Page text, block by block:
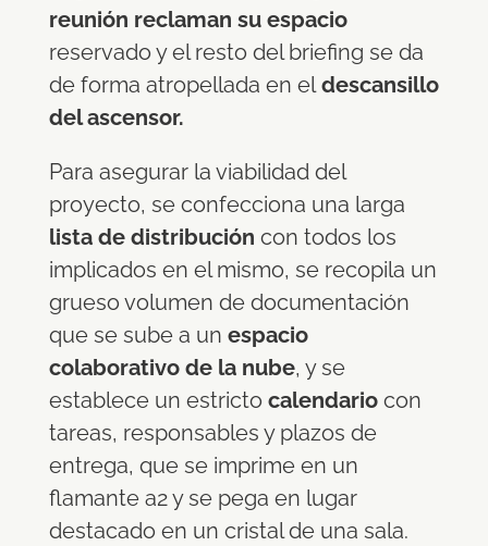
reunión reclaman su espacio
reservado y el resto del briefing se da
de forma atropellada en eldescansillo
del ascensor.
Para asegurar la viabilidad del
proyecto, se confecciona una larga
lista de distribución con todos los
implicados en el mismo, se recopila un
grueso volumen de documentación
que se sube a un espacio
colaborativo de la nube, y se
establece un estricto calendariocon
tareas, responsables y plazos de
entrega, que se imprime en un
flamante a2 y se pega en lugar
destacado en un cristal de una sala.